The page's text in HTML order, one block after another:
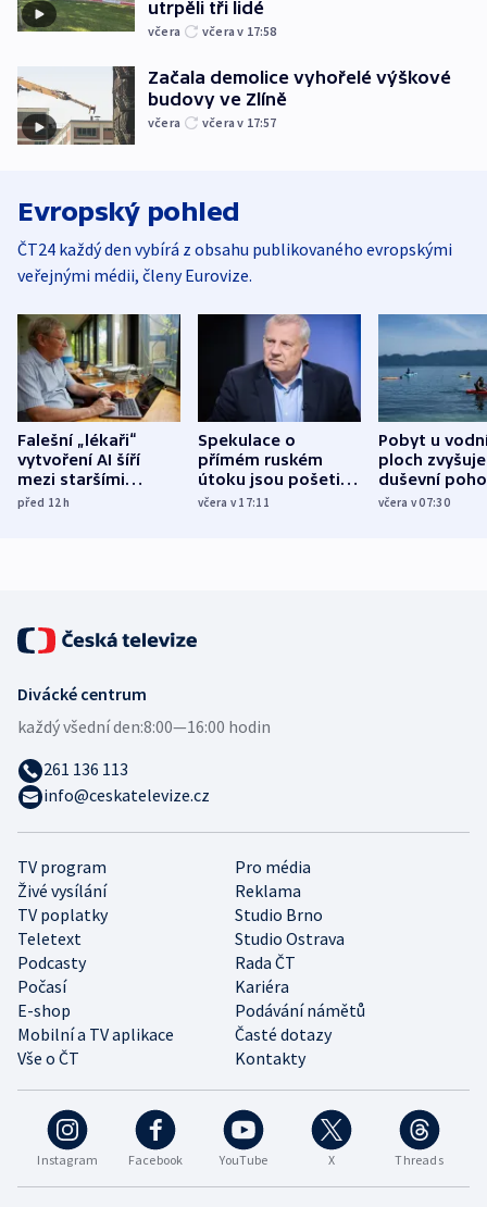
utrpěli tři lidé
včera včera v 17:58
Začala demolice vyhořelé výškové
budovy ve Zlíně
včera včera v 17:57
Evropský pohled
ČT24 každý den vybírá z obsahu publikovaného evropskými
veřejnými médii, členy Eurovize.
Falešní „lékaři“
vytvoření AI šíří
mezi staršími
Poláky nebezpečné
před 12h
Spekulace o
přímém ruském
útoku jsou pošetilé,
míní estonský
včera v 17:11
Pobyt u
ploch zvyšuje
duševní
ukázala
včera v 07:30
Instagram Facebook YouTube X Threads
TV program
Pro média
Živé vysílání
Reklama
TV poplatky
Studio Brno
Teletext
Studio Ostrava
Podcasty
Rada ČT
Počasí
Kariéra
E-shop
Podávání námětů
Mobilní a TV aplikace
Časté dotazy
Vše o ČT
Kontakty
Divácké centrum
každý všední den:8:00—16:00 hodin
261 136 113
info@ceskatelevize.cz